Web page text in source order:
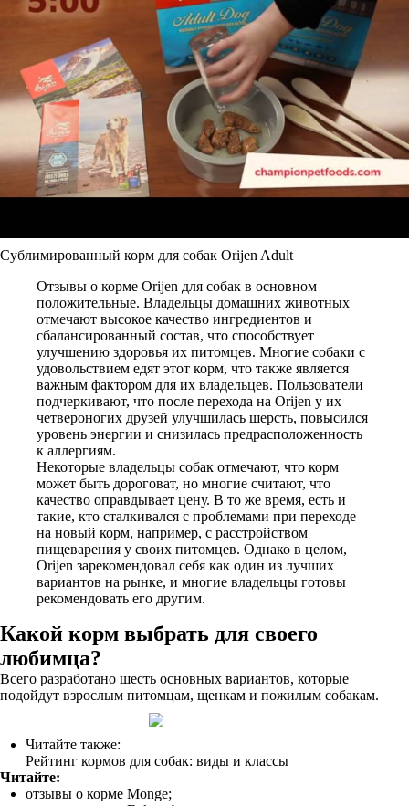
Сублимированный корм для собак Orijen Adult
Отзывы о корме Orijen для собак в основном
положительные. Владельцы домашних животных
отмечают высокое качество ингредиентов и
сбалансированный состав, что способствует
улучшению здоровья их питомцев. Многие собаки с
удовольствием едят этот корм, что также является
важным фактором для их владельцев. Пользователи
подчеркивают, что после перехода на Orijen у их
четвероногих друзей улучшилась шерсть, повысился
уровень энергии и снизилась предрасположенность
к аллергиям.
Некоторые владельцы собак отмечают, что корм
может быть дороговат, но многие считают, что
качество оправдывает цену. В то же время, есть и
такие, кто сталкивался с проблемами при переходе
на новый корм, например, с расстройством
пищеварения у своих питомцев. Однако в целом,
Orijen зарекомендовал себя как один из лучших
вариантов на рынке, и многие владельцы готовы
рекомендовать его другим.
Какой корм выбрать для своего
любимца?
Всего разработано шесть основных вариантов, которые
подойдут взрослым питомцам, щенкам и пожилым собакам.
Читайте также:
Рейтинг кормов для собак: виды и классы
Читайте:
отзывы о корме Monge;